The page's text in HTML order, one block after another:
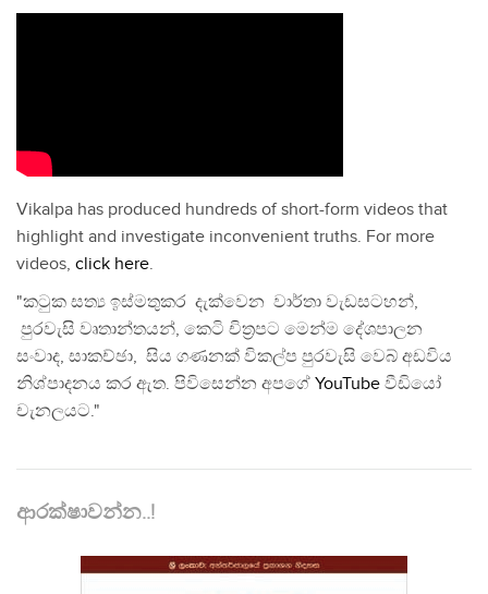
Vikalpa has produced hundreds of short-form videos that
highlight and investigate inconvenient truths. For more
videos, click here.
"කටුක සත්‍ය ඉස්මතුකර දැක්වෙන වාර්තා වැඩසටහන්,
පුරවැසි වෘතාන්තයන්, කෙටි චිත්‍රපට මෙන්ම දේශපාලන
සංවාද, සාකච්ඡා, සිය ගණනක් විකල්ප පුරවැසි වෙබ් අඩවිය
නිශ්පාදනය කර ඇත. පිවිසෙන්න අපගේ YouTube වීඩියෝ
චැනලයට."
ආරක්ෂාවන්න..!